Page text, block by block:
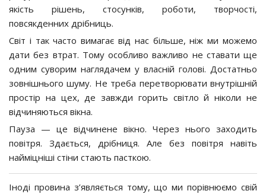
якість рішень, стосунків, роботи, творчості,
повсякденних дрібниць.
Світ і так часто вимагає від нас більше, ніж ми можемо
дати без втрат. Тому особливо важливо не ставати ще
одним суворим наглядачем у власній голові. Достатньо
зовнішнього шуму. Не треба перетворювати внутрішній
простір на цех, де завжди горить світло й ніколи не
відчиняються вікна.
Пауза — це відчинене вікно. Через нього заходить
повітря. Здається, дрібниця. Але без повітря навіть
найміцніші стіни стають пасткою.
Іноді провина з’являється тому, що ми порівнюємо свій